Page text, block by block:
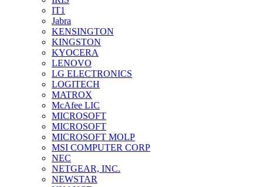
IT1
Jabra
KENSINGTON
KINGSTON
KYOCERA
LENOVO
LG ELECTRONICS
LOGITECH
MATROX
McAfee LIC
MICROSOFT
MICROSOFT
MICROSOFT MOLP
MSI COMPUTER CORP
NEC
NETGEAR, INC.
NEWSTAR